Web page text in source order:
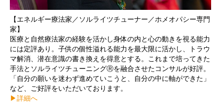
【エネルギー療法家／ソルライツチューナー／ホメオパシー専門
家】
医療と自然療法家の経験を活かし身体の内と心の動きを視る能力
には定評あり。子供の個性溢れる能力を最大限に活かし、トラウ
マ解消、潜在意識の書き換えを得意とする。これまで培ってきた
手法とソルライツチューニングⓇを融合させたコンサルが好評。
「自分の願いを迷わず進めていこうと、自分の中に軸ができた」
など、ご好評をいただいております。
▶︎詳細へ